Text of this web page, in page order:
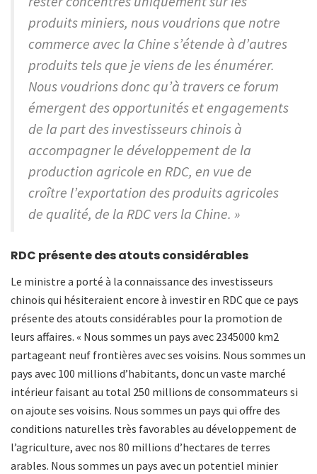
produits miniers, nous voudrions que notre
commerce avec la Chine s’étende à d’autres
produits tels que je viens de les énumérer.
Nous voudrions donc qu’à travers ce forum
émergent des opportunités et engagements
de la part des investisseurs chinois à
accompagner le développement de la
production agricole en RDC, en vue de
croître l’exportation des produits agricoles
de qualité, de la RDC vers la Chine. »
RDC présente des atouts considérables
Le ministre a porté à la connaissance des investisseurs
chinois qui hésiteraient encore à investir en RDC que ce pays
présente des atouts considérables pour la promotion de
leurs affaires. « Nous sommes un pays avec 2345000 km2
partageant neuf frontières avec ses voisins. Nous sommes un
pays avec 100 millions d’habitants, donc un vaste marché
intérieur faisant au total 250 millions de consommateurs si
on ajoute ses voisins. Nous sommes un pays qui offre des
conditions naturelles très favorables au développement de
l’agriculture, avec nos 80 millions d’hectares de terres
arables. Nous sommes un pays avec un potentiel minier